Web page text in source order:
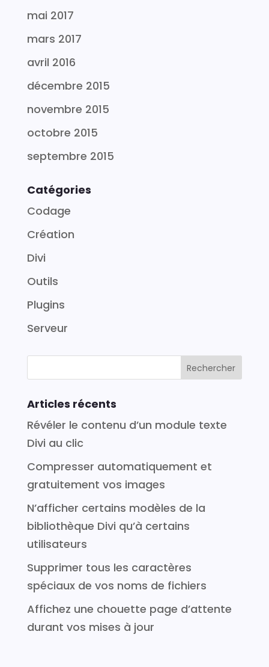
mai 2017
mars 2017
avril 2016
décembre 2015
novembre 2015
octobre 2015
septembre 2015
Catégories
Codage
Création
Divi
Outils
Plugins
Serveur
Articles récents
Révéler le contenu d’un module texte
Divi au clic
Compresser automatiquement et
gratuitement vos images
N’afficher certains modèles de la
bibliothèque Divi qu’à certains
utilisateurs
Supprimer tous les caractères
spéciaux de vos noms de fichiers
Affichez une chouette page d’attente
durant vos mises à jour